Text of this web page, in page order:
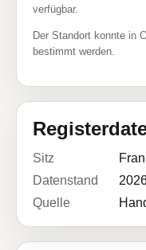
verfügbar.
Der Standort konnte in
bestimmt werden.
Sitz
Datenstand
Quelle